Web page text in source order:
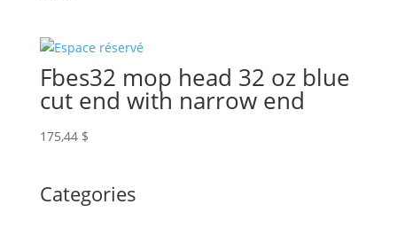
Fbes32 mop head 32 oz blue
cut end with narrow end
175,44 $
Categories